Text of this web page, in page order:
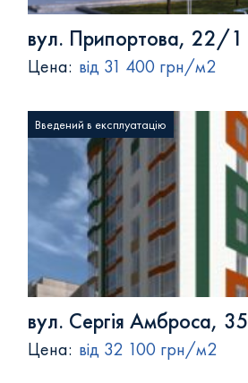
вул. Припортова, 22/1
Цена: від 31 400 грн/м2
Введений в експлуатацію
вул. Сергія Амброса, 35
Цена: від 32 100 грн/м2